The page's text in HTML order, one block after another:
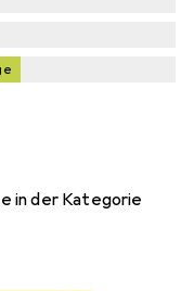
i
in der Kategorie